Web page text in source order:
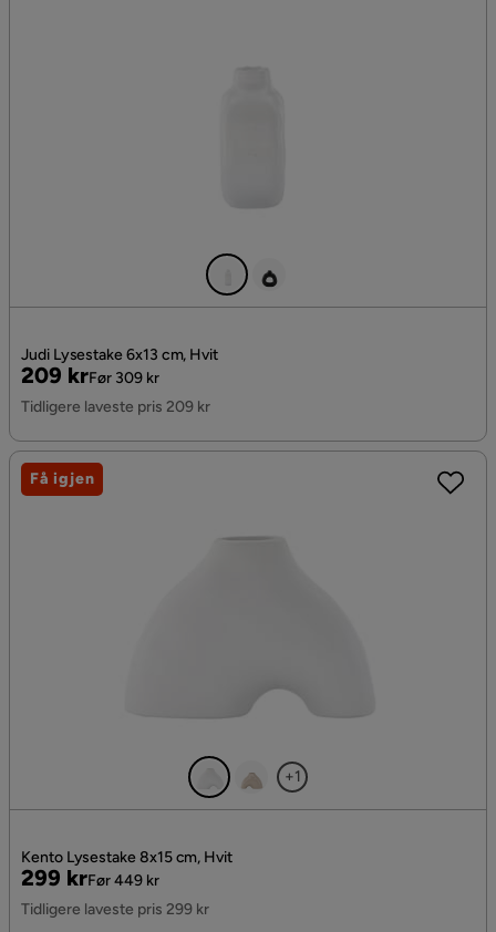
Judi Lysestake 6x13 cm, Hvit
Pris
209 kr
Original
Pris
Før 309 kr
Tidligere laveste pris 209 kr
+1
Kento Lysestake 8x15 cm, Hvit
Pris
299 kr
Original
Pris
Før 449 kr
Tidligere laveste pris 299 kr
Få igjen